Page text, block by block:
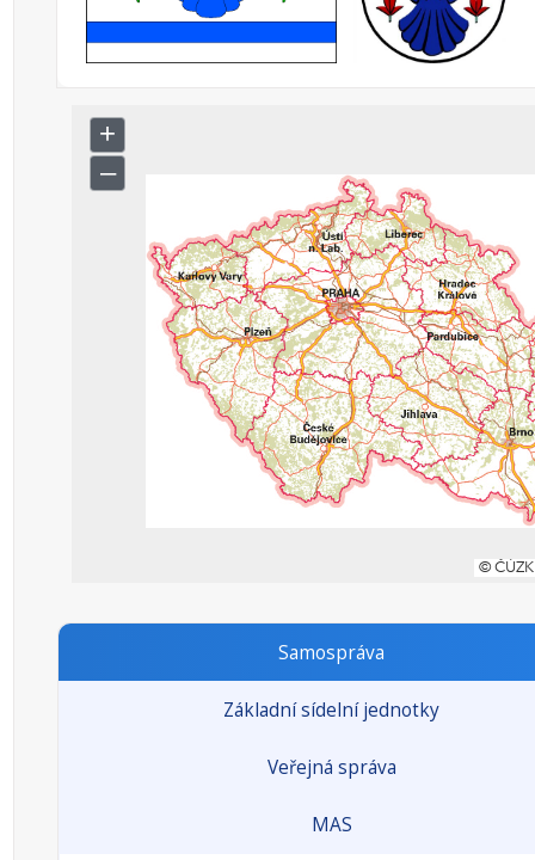
Samospráva
Základní sídelní jednotky
Veřejná správa
MAS